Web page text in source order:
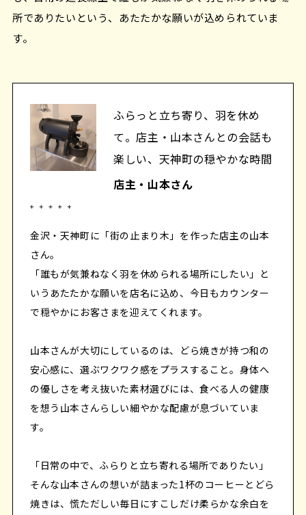
所でありたいという、あたたかな願いが込められていま
す。
ふらっと立ち寄り、羽を休め
て。店主・山本さんとの会話も
楽しい、天神町の穏やかな時間
店主・山本さん
金沢・天神町に「街の止まり木」を作った店主の山本
さん。
「誰もが気兼ねなく羽を休められる場所にしたい」と
いうあたたかな願いを店名に込め、今日もカウンター
で穏やかにお客さまを迎えてくれます。
山本さんが大切にしているのは、どら焼きが持つ和の
安心感に、選ぶワクワク感をプラスすること。身体へ
の優しさを考え抜いた素材選びには、食べる人の健康
を想う山本さんらしい細やかな配慮が息づいていま
す。
「日常の中で、ふらりと立ち寄れる場所でありたい」
そんな山本さんの想いが詰まった1杯のコーヒーとどら
焼きは、慌ただしい毎日にすこしだけ柔らかな余白を